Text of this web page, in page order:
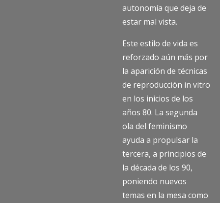
autonomía que deja de
estar mal vista.
Este estilo de vida es
reforzado aún más por
la aparición de técnicas
de reproducción in vitro
en los inicios de los
años 80. La segunda
ola del feminismo
ayuda a propulsar la
tercera, a principios de
la década de los 90,
poniendo nuevos
temas en la mesa como